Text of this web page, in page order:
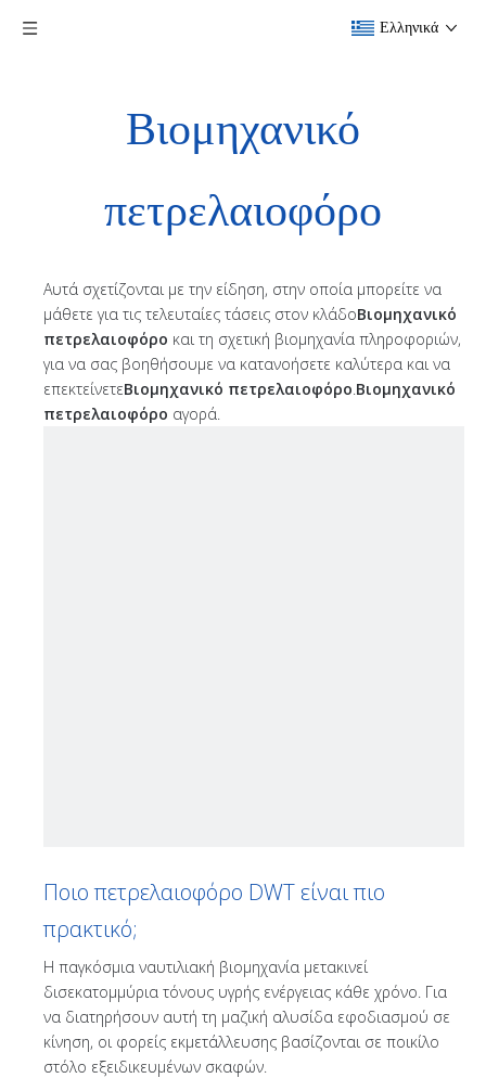
Ελληνικά
Βιομηχανικό
πετρελαιοφόρο
Αυτά σχετίζονται με την είδηση, στην οποία μπορείτε να
μάθετε για τις τελευταίες τάσεις στον κλάδοΒιομηχανικό
πετρελαιοφόρο και τη σχετική βιομηχανία πληροφοριών,
για να σας βοηθήσουμε να κατανοήσετε καλύτερα και να
επεκτείνετεΒιομηχανικό πετρελαιοφόρο.Βιομηχανικό
πετρελαιοφόρο αγορά.
Ποιο πετρελαιοφόρο DWT είναι πιο
πρακτικό;
Η παγκόσμια ναυτιλιακή βιομηχανία μετακινεί
δισεκατομμύρια τόνους υγρής ενέργειας κάθε χρόνο. Για
να διατηρήσουν αυτή τη μαζική αλυσίδα εφοδιασμού σε
κίνηση, οι φορείς εκμετάλλευσης βασίζονται σε ποικίλο
στόλο εξειδικευμένων σκαφών.